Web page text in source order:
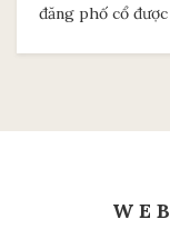
đăng phố cổ được
W E